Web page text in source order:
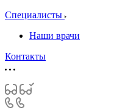
Специалисты
Наши врачи
Контакты